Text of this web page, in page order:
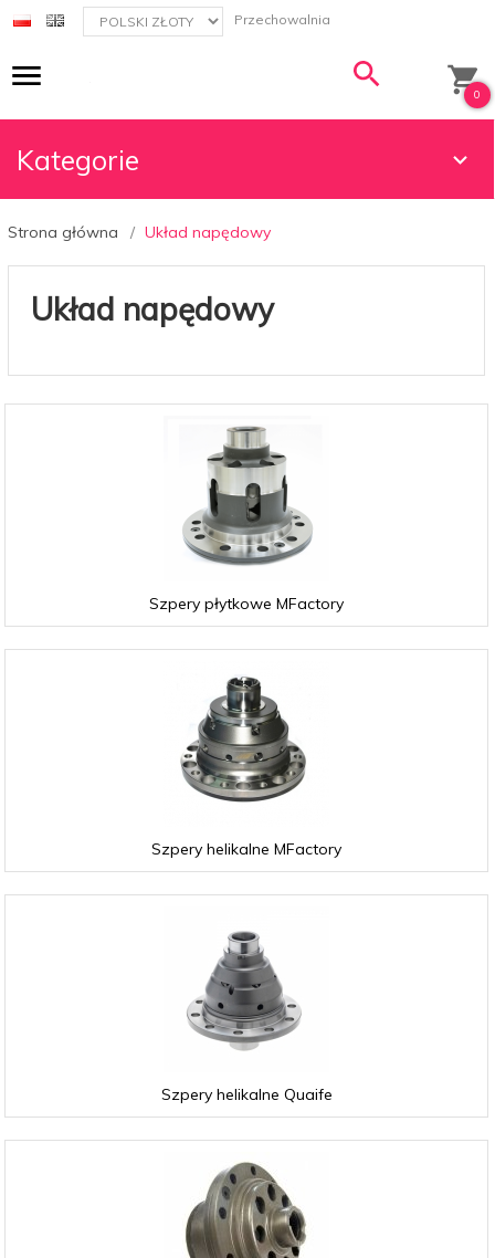
currency_h Przechowalnia
0
Kategorie
Strona główna Układ napędowy
Układ napędowy
Szpery płytkowe MFactory
Szpery helikalne MFactory
Szpery helikalne Quaife